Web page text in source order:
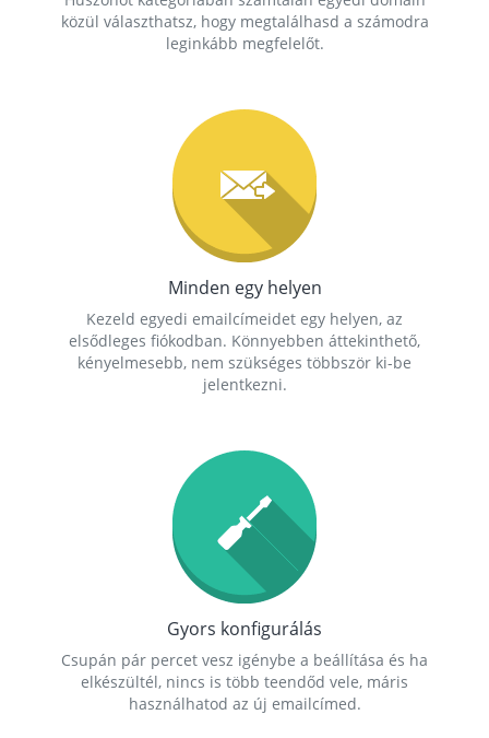
közül választhatsz, hogy megtalálhasd a számodra
leginkább megfelelőt.
Minden egy helyen
Kezeld egyedi emailcímeidet egy helyen, az
elsődleges fiókodban. Könnyebben áttekinthető,
kényelmesebb, nem szükséges többször ki-be
jelentkezni.
Gyors konfigurálás
Csupán pár percet vesz igénybe a beállítása és ha
elkészültél, nincs is több teendőd vele, máris
használhatod az új emailcímed.